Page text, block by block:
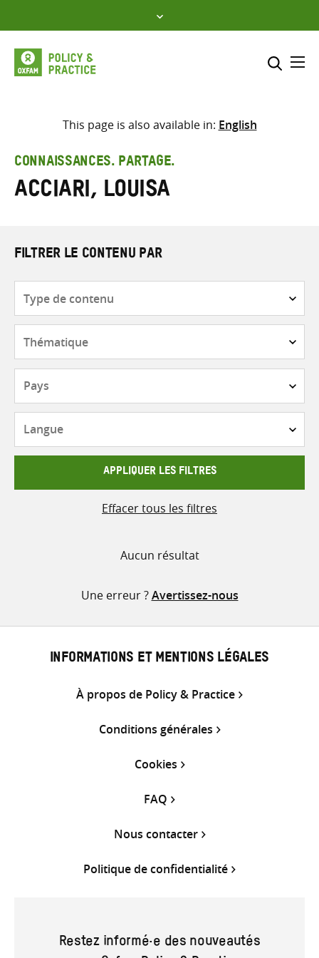
to
content
Sélectionner l’emplacement
Saisir
les
termes
This page is also available in: English
CONNAISSANCES. PARTAGE.
Acciari, Louisa
FILTRER LE CONTENU PAR
contenu
APPLIQUER LES FILTRES
Effacer tous les filtres
Aucun résultat
Une erreur ?Avertissez-nous
INFORMATIONS ET MENTIONS LÉGALES
À propos de Policy & Practice
Conditions générales
Cookies
FAQ
Nous contacter
Politique de confidentialité
Restez informé·e des nouveautés